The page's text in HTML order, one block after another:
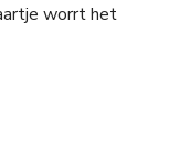
worrt het